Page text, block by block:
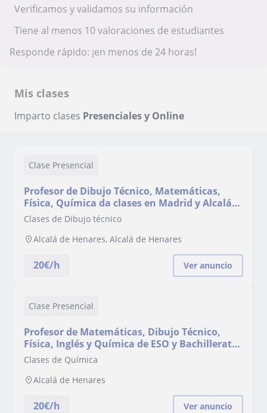
Verificamos y validamos su información
Tiene al menos 10 valoraciones de estudiantes
Responde rápido: ¡en menos de 24 horas!
Mis clases
Imparto clases Presenciales y Online
Clase Presencial
Profesor de Dibujo Técnico, Matemáticas,
Física, Química da clases en Madrid y Alcalá
de Henares
Clases de Dibujo técnico
Alcalá de Henares, Alcalá de Henares
20€/h Ver anuncio
Clase Presencial
Profesor de Matemáticas, Dibujo Técnico,
Física, Inglés y Química de ESO y Bachillerato.
Madrid y Alcalá de Henares
Clases de Química
Alcalá de Henares
20€/h Ver anuncio